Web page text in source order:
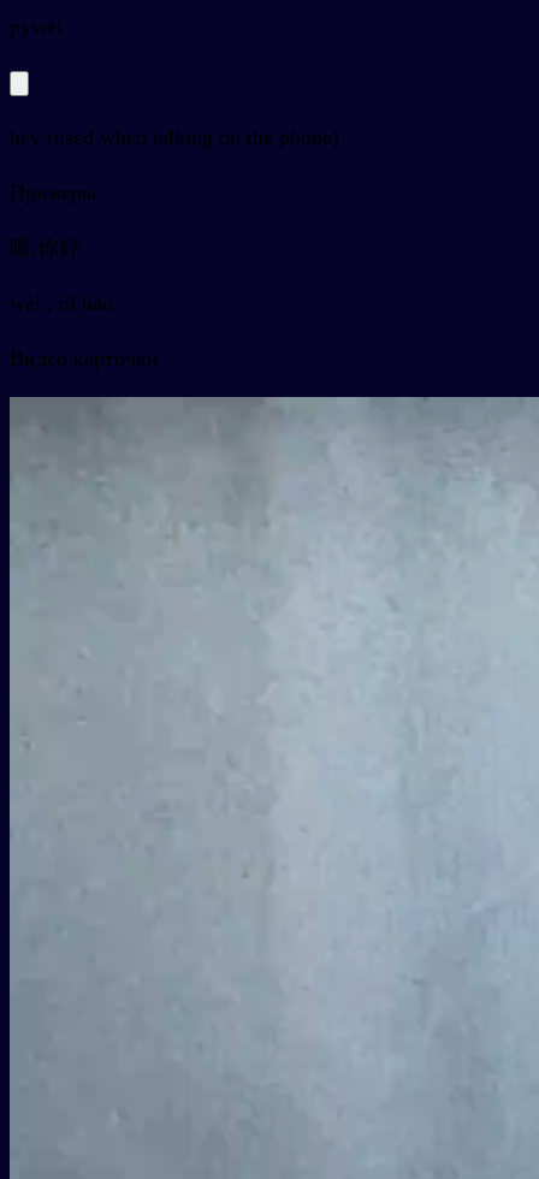
pywèi
hey (used when talking on the phone)
Примеры
喂,你好
wèi , nǐ hǎo
Видео карточки